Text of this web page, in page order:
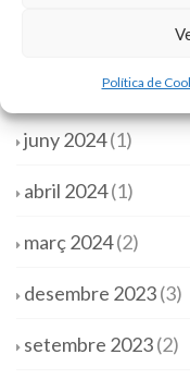
Política de
desembre 2024(1)
juny 2024(1)
abril 2024(1)
març 2024(2)
desembre 2023(3)
setembre 2023(2)